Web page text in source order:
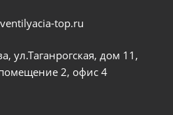
top.ru
ул.Таганрогская, дом 11,
2, офис 4